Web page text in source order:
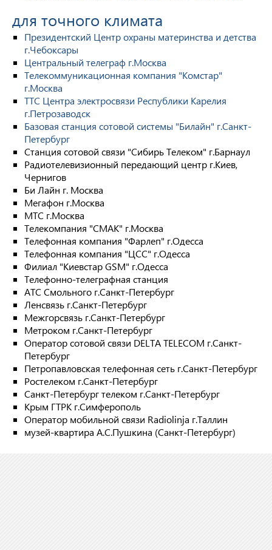
для точного климата
Президентский Центр охраны материнства и детства
г.Чебоксары
Центральный телеграф г.Москва
Телекоммуникационная компания "Комстар"
г.Москва
ТТС Центра электросвязи Республики Карелия
г.Петрозаводск
Базовая станция сотовой системы "Билайн" г.Санкт-
Петербург
Станция сотовой связи "Сибирь Телеком" г.Барнаул
Радиотелевизионный передающий центр г.Киев,
Чернигов
Би Лайн г. Москва
Мегафон г.Москва
МТС г.Москва
Телекомпания "СМАК" г.Москва
Телефонная компания "Фарлеп" г.Одесса
Телефонная компания "ЦСС" г.Одесса
Филиал "Киевстар GSM" г.Одесса
Телефонно-телеграфная станция
АТС Смольного г.Санкт-Петербург
Ленсвязь г.Санкт-Петербург
Межгорсвязь г.Санкт-Петербург
Метроком г.Санкт-Петербург
Оператор сотовой связи DELTA TELECOM г.Санкт-
Петербург
Петропавловская телефонная сеть г.Санкт-Петербург
Ростелеком г.Санкт-Петербург
Санкт-Петербург телеком г.Санкт-Петербург
Крым ГТРК г.Симферополь
Оператор мобильной связи Radiolinja г.Таллин
музей-квартира А.С.Пушкина (Санкт-Петербург)